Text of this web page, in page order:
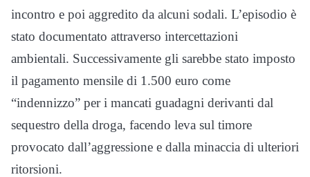
incontro e poi aggredito da alcuni sodali. L’episodio è
stato documentato attraverso intercettazioni
ambientali. Successivamente gli sarebbe stato imposto
il pagamento mensile di 1.500 euro come
“indennizzo” per i mancati guadagni derivanti dal
sequestro della droga, facendo leva sul timore
provocato dall’aggressione e dalla minaccia di ulteriori
ritorsioni.